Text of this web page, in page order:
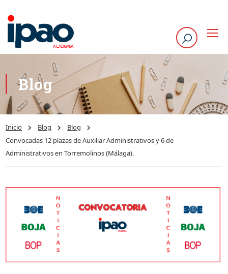
Blog
Inicio Blog
Blog
Convocadas 12 plazas de Auxiliar Administrativos y 6 de
Administrativos en Torremolinos (Málaga).